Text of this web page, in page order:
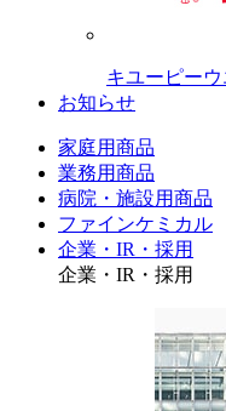
キユーピー
お知らせ
家庭用商品
業務用商品
病院・施設用商品
ファインケミカル
企業・IR・採用
企業・IR・採用